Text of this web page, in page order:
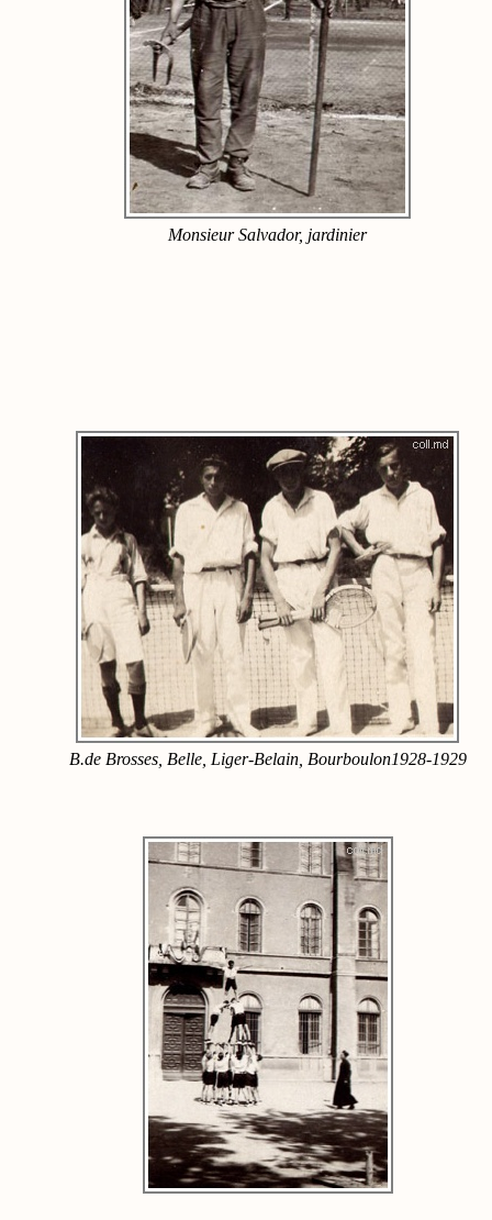
Monsieur Salvador, jardinier
B.de Brosses, Belle, Liger-Belain, Bourboulon1928-1929